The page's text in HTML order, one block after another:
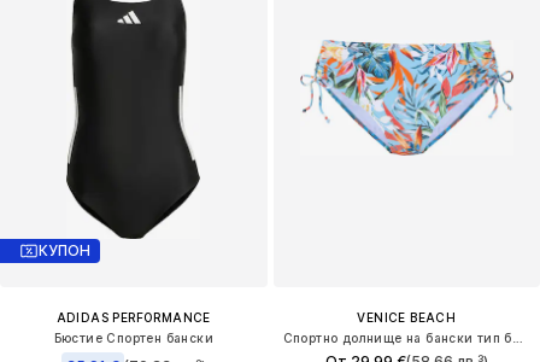
КУПОН
ADIDAS PERFORMANCE
Бюстие Спортен бански
VENICE BEACH